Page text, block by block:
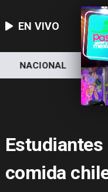
EN VIVO
NACIONAL
Estudiantes
comida